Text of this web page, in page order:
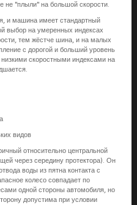
не "плыли" на большой скорости.
и машина имеет стандартный
выбор на умеренных индексах
тем жёстче шина, и на малых
с дорогой и больший уровень
скоростными индексами на
видов
относительно центральной
через середину протектора). Он
воды из пятна контакта с
колеcо совпадает по
одной стороны автомобиля, но
допустима при условии